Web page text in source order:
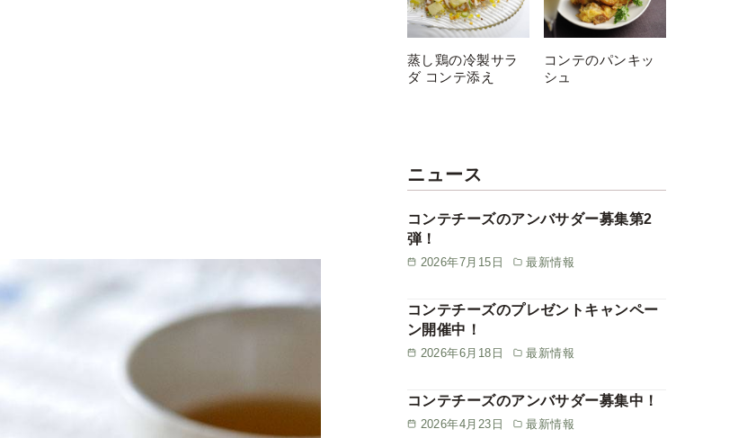
蒸し鶏の冷製サラ
ダ コンテ添え
コンテのパンキッ
シュ
ニュース
2026年7月15日 最新情報
コンテチーズのアンバサダー募集第2
弾！
2026年6月18日 最新情報
コンテチーズのプレゼントキャンペー
ン開催中！
2026年4月23日 最新情報
コンテチーズのアンバサダー募集中！